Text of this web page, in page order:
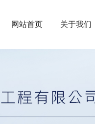
网站首页 关于我们